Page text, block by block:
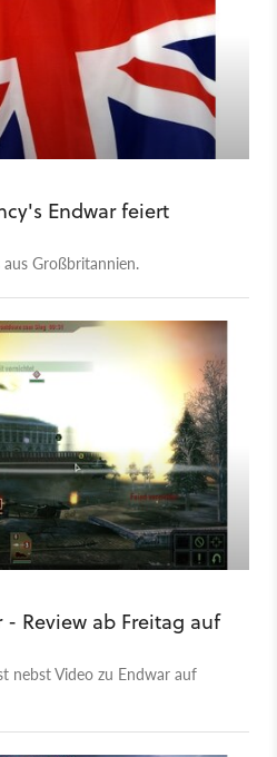
Endwar feiert
Großbritannien.
- Review ab Freitag auf
nebst Video zu Endwar auf